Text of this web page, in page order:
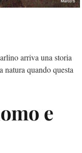
arriva una storia
natura quando questa
e